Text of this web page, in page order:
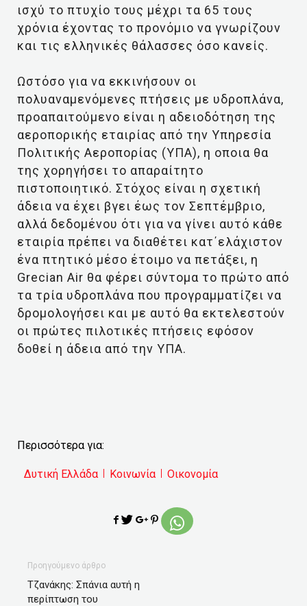
ισχύ το πτυχίο τους μέχρι τα 65 τους
χρόνια έχοντας το προνόμιο να γνωρίζουν
και τις ελληνικές θάλασσες όσο κανείς.
Ωστόσο για να εκκινήσουν οι
πολυαναμενόμενες πτήσεις με υδροπλάνα,
προαπαιτούμενο είναι η αδειοδότηση της
αεροπορικής εταιρίας από την Υπηρεσία
Πολιτικής Αεροπορίας (ΥΠΑ), η οποια θα
της χορηγήσει το απαραίτητο
πιστοποιητικό. Στόχος είναι η σχετική
άδεια να έχει βγει έως τον Σεπτέμβριο,
αλλά δεδομένου ότι για να γίνει αυτό κάθε
εταιρία πρέπει να διαθέτει κατ΄ελάχιστον
ένα πτητικό μέσο έτοιμο να πετάξει, η
Grecian Air θα φέρει σύντομα το πρώτο από
τα τρία υδροπλάνα που προγραμματίζει να
δρομολογήσει και με αυτό θα εκτελεστούν
οι πρώτες πιλοτικές πτήσεις εφόσον
δοθεί η άδεια από την ΥΠΑ.
Περισσότερα για:
Δυτική Ελλάδα Κοινωνία Οικονομία
Προηγούμενο άρθρο
Τζανάκης: Σπάνια αυτή η
περίπτωση του